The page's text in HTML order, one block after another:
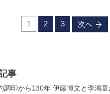
1 2 3 次へ
事
調印から130年 伊藤博文と李鴻